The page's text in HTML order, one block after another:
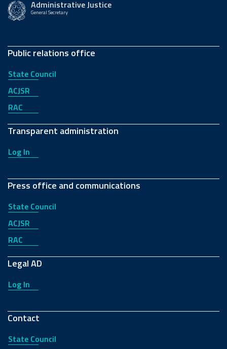
Administrative Justice
General Secretary
Public relations office
State Council
ACJSR
RAC
Transparent administration
Log In
Press office and communications
State Council
ACJSR
RAC
Legal AD
Log In
Contact
State Council